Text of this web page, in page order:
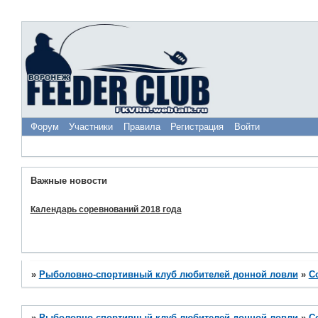
Форум Участники Правила Регистрация Войти
Важные новости
Календарь соревнований 2018 года
» Рыболовно-спортивный клуб любителей донной ловли »